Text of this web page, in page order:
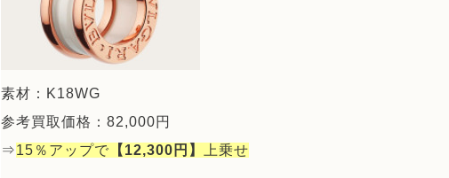
素材：K18WG
参考買取価格：82,000円
⇒15％アップで 【12,300円】 上乗せ